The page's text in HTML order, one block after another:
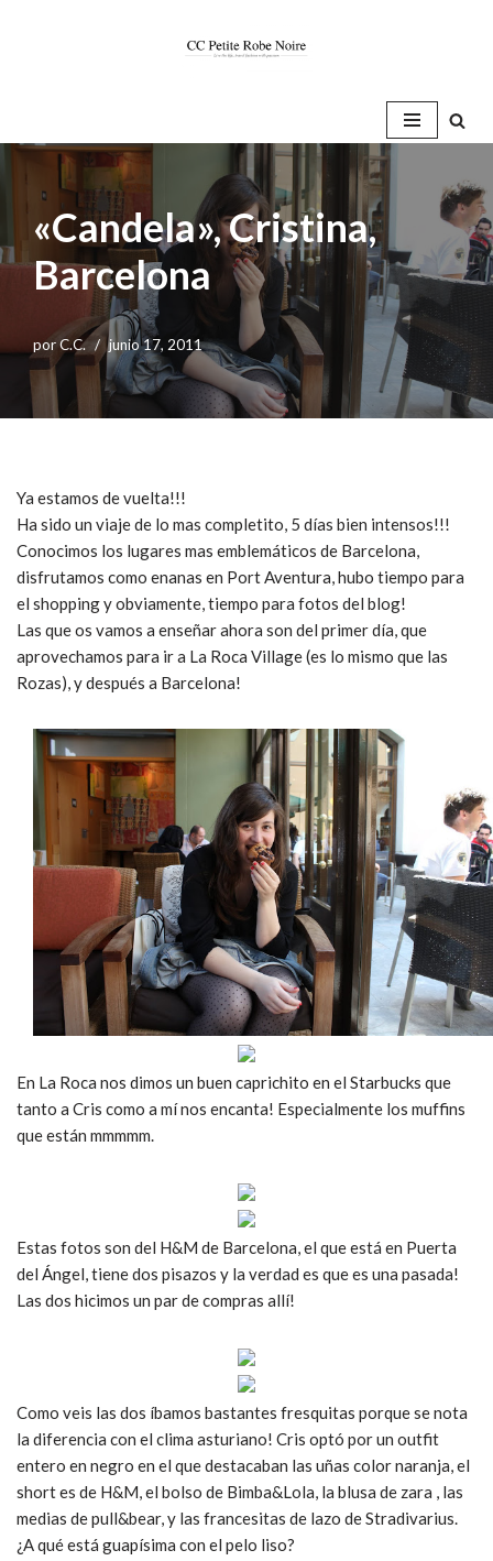
«Candela», Cristina,
Barcelona
porC.C. junio 17, 2011
Ya estamos de vuelta!!!
Ha sido un viaje de lo mas completito, 5 días bien intensos!!!
Conocimos los lugares mas emblemáticos de Barcelona,
disfrutamos como enanas en Port Aventura, hubo tiempo para
el shopping y obviamente, tiempo para fotos del blog!
Las que os vamos a enseñar ahora son del primer día, que
aprovechamos para ir a La Roca Village (es lo mismo que las
Rozas), y después a Barcelona!
En La Roca nos dimos un buen caprichito en el Starbucks que
tanto a Cris como a mí nos encanta! Especialmente los muffins
que están mmmmm.
Estas fotos son del H&M de Barcelona, el que está en Puerta
del Ángel, tiene dos pisazos y la verdad es que es una pasada!
Las dos hicimos un par de compras allí!
Como veis las dos íbamos bastantes fresquitas porque se nota
la diferencia con el clima asturiano! Cris optó por un outfit
entero en negro en el que destacaban las uñas color naranja, el
short es de H&M, el bolso de Bimba&Lola, la blusa de zara , las
medias de pull&bear, y las francesitas de lazo de Stradivarius.
¿A qué está guapísima con el pelo liso?